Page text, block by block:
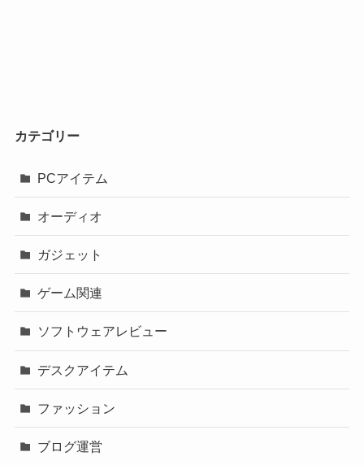
カテゴリー
PCアイテム
オーディオ
ガジェット
ゲーム関連
ソフトウェアレビュー
デスクアイテム
ファッション
ブログ運営